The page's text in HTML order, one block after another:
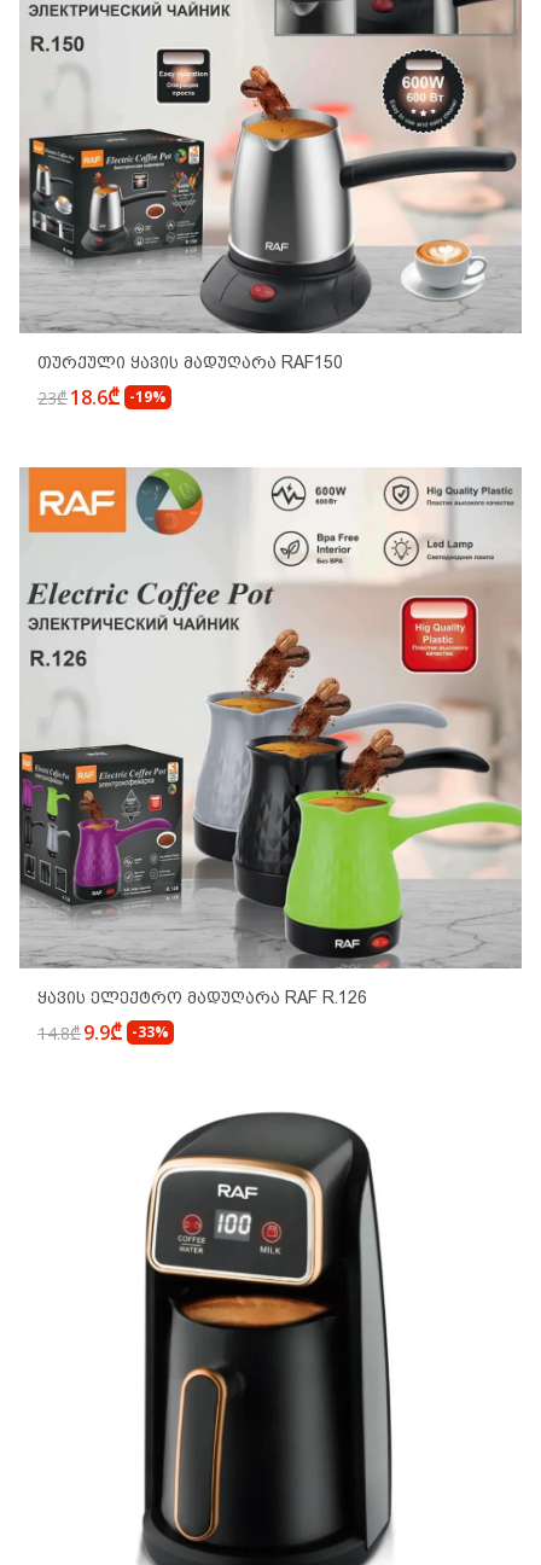
Თურქული Ყავის Მადუღარა RAF150
23₾18.6₾ -19%
Ყავის Ელექტრო Მადუღარა RAF R.126
14.8₾9.9₾ -33%